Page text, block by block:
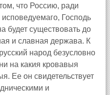
что Россию, ради
Господь
будет существовать до
и славная держава. К
народ безусловно
на какия кровавыя
Ее он свидетельствует
и